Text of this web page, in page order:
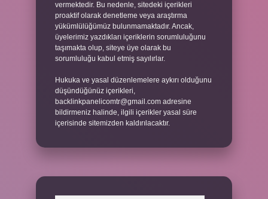
vermektedir. Bu nedenle, sitedeki içerikleri
proaktif olarak denetleme veya araştırma
yükümlülüğümüz bulunmamaktadır. Ancak,
üyelerimiz yazdıkları içeriklerin sorumluluğunu
taşımakta olup, siteye üye olarak bu
sorumluluğu kabul etmiş sayılırlar.
Hukuka ve yasal düzenlemelere aykırı olduğunu
düşündüğünüz içerikleri,
backlinkpanelicomtr@gmail.com adresine
bildirmeniz halinde, ilgili içerikler yasal süre
içerisinde sitemizden kaldırılacaktır.